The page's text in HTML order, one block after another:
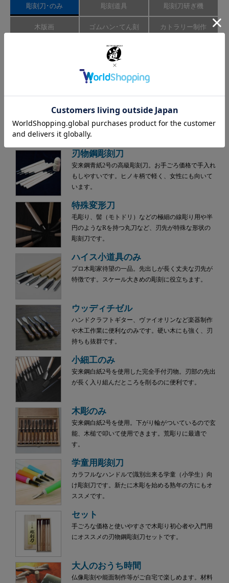
彫刻刀･のみ 彫刻道具 彫刻刀研ぎ機
木版画 ゴムハン･てん刻 カトラリー制作
模型制作
アウトレット
刃物用鋼材の中でも最高級とされるハイス鋼。一般
的な刃物鋼と比べ切れ味が3倍長持ち。研ぎも簡単で
す。
刃物鋼彫刻刀
安来鋼青紙2号の高級彫刻刀。お手ごろ価格で手入れ
もしやすいです。ヒノキ柄で軽く、女性にも向いて
います。
特殊変形刀
毛彫り、髻（モトドリ）などの極細の線彫り用や半
円のようなRを持つ丸刀など、刃先が特殊な形状の
彫刻刀です。
ハイス小道具のみ
プロ木彫家待望の一品。先出しが長く丈夫な刃先が
特徴です。スケール大きめの彫刻に役立ちます。
ウッディチゼル
ハンドクラフトギター、ヴァイオリンなど楽器制作
や木工作業に便利なのみです。硬い木にも強く、刃
持ちも抜群です。
小細工のみ
安来鋼白紙2号を使用した完全手付刃物。刃部の先出
が長く入り組んだところを削るのに便利です。
木彫のみ
安来鋼白紙2号を使用。下がり輪がついているので玄
能、木槌で叩いて使用できます。荒彫りに最適で
す。
学童用彫刻刀
カラフルなハンドルで識別出来る学童（小学生）向
け彫刻刀です。新たに木彫を始める熟年の方にもオ
ススメです。
セット
手ごろな価格と使いやすさで木彫り初心者や入門用
にオススメの刃物鋼彫刻刀セットです。
大人のおうち時間
仏像彫刻や能面制作等がご自宅で楽しめます。材料